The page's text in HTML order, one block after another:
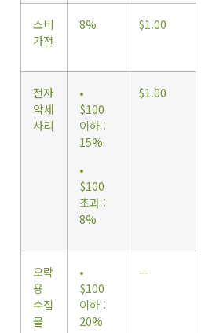
소비
가전
8% $1.00
전자
악세
사리
•
$100
이하 :
15%
•
$100
초과 :
8%
$1.00
오락
용
수집
물
•
$100
이하 :
20%
—